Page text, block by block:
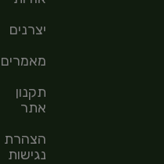
יצרנים
מאמרים
תקנון
אתר
הצהרת
נגישות